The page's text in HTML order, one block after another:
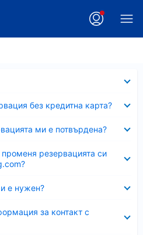
без кредитна карта?
ми е потвърдена?
резервацията си
е нужен?
за контакт с